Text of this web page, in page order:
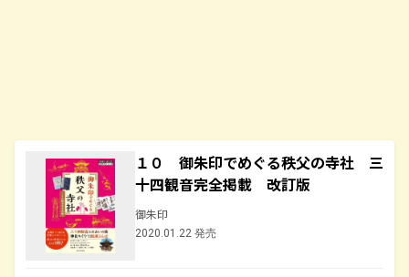
１０ 御朱印でめぐる秩父の寺社 三
十四観音完全掲載 改訂版
御朱印
2020.01.22 発売